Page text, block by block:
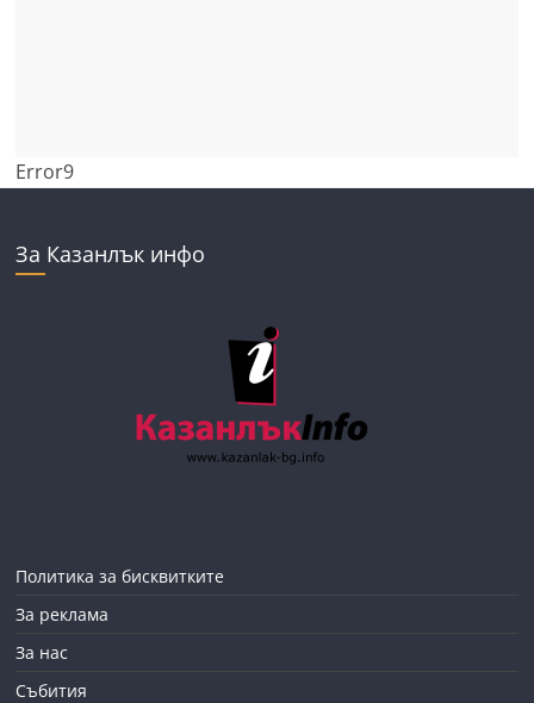
Error9
За Казанлък инфо
Политика за бисквитките
За реклама
За нас
Събития